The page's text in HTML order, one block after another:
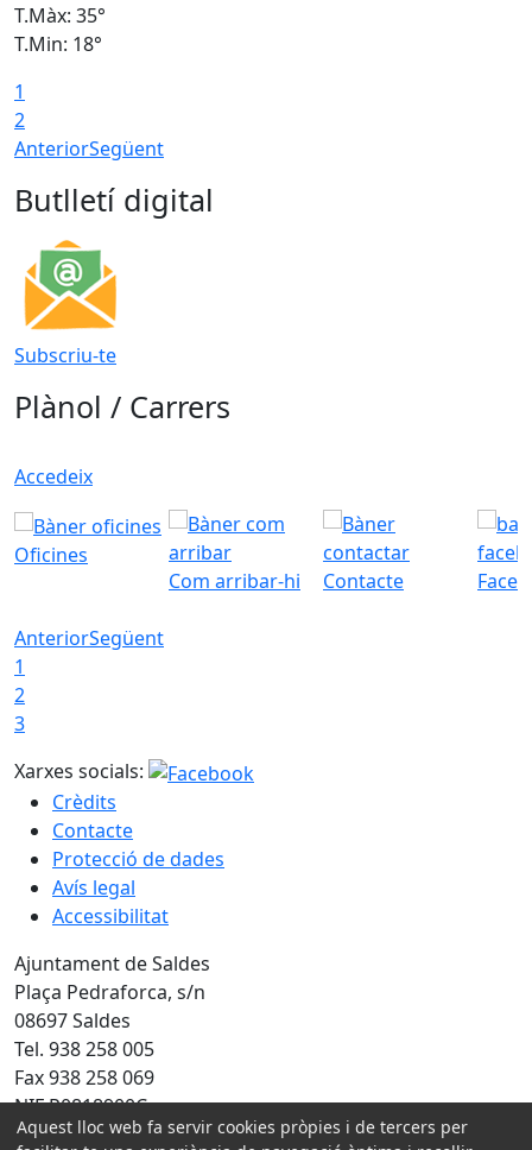
T.Màx: 35°
T.Min: 18°
1
2
AnteriorSegüent
Butlletí digital
Subscriu-te
Plànol / Carrers
Accedeix
Oficines
Com arribar-hi
Contacte
AnteriorSegüent
1
2
3
Xarxes socials:
Crèdits
Contacte
Protecció de dades
Avís legal
Accessibilitat
Ajuntament de Saldes
Plaça Pedraforca, s/n
08697 Saldes
Tel. 938 258 005
Fax 938 258 069
NIF P0818900C
Aquest lloc web fa servir cookies pròpies i de tercers per